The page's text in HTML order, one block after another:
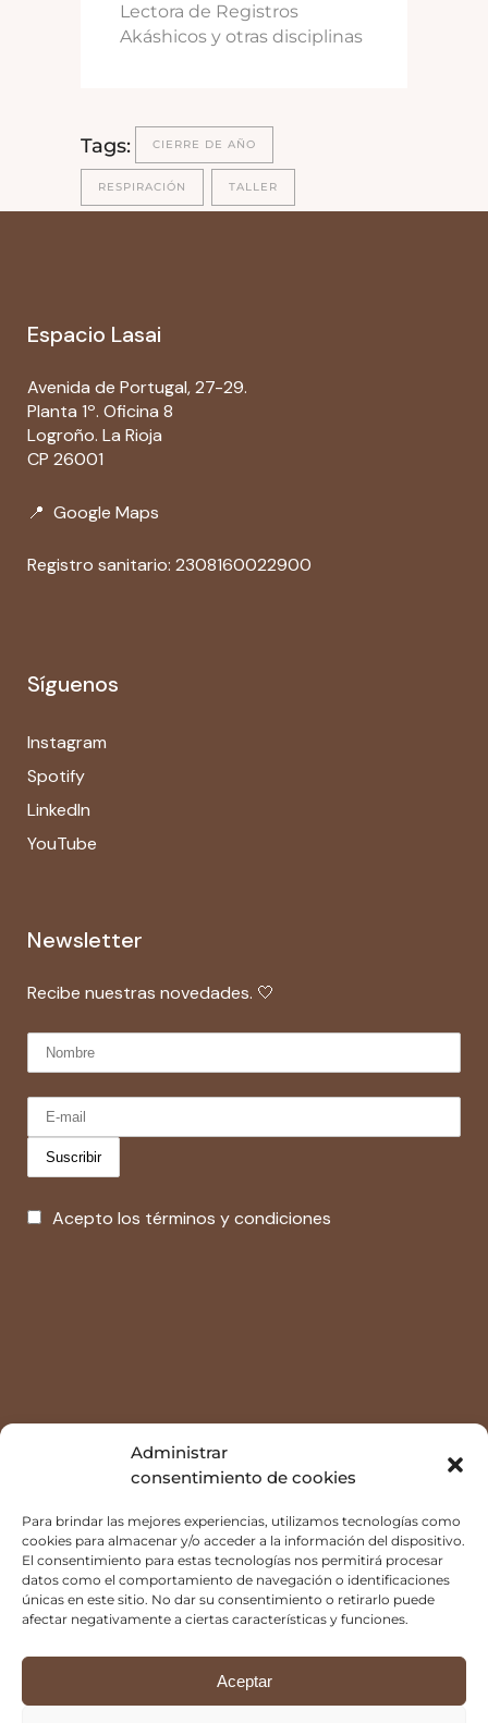
Administrar
consentimiento de cookies
Para brindar las mejores experiencias, utilizamos tecnologías como
cookies para almacenar y/o acceder a la información del dispositivo.
El consentimiento para estas tecnologías nos permitirá procesar
datos como el comportamiento de navegación o identificaciones
únicas en este sitio. No dar su consentimiento o retirarlo puede
afectar negativamente a ciertas características y funciones.
Aceptar
Lectora de Registros
Akáshicos y otras disciplinas
Tags: CIERRE DE AÑO
RESPIRACIÓN TALLER
Espacio Lasai
Avenida de Portugal, 27-29.
Planta 1º. Oficina 8
Logroño. La Rioja
CP 26001
📍 Google Maps
Registro sanitario: 2308160022900
Síguenos
Instagram
Spotify
LinkedIn
YouTube
Newsletter
Recibe nuestras novedades. 🤍
Acepto los términos y condiciones
Tu espacio,
despacio.